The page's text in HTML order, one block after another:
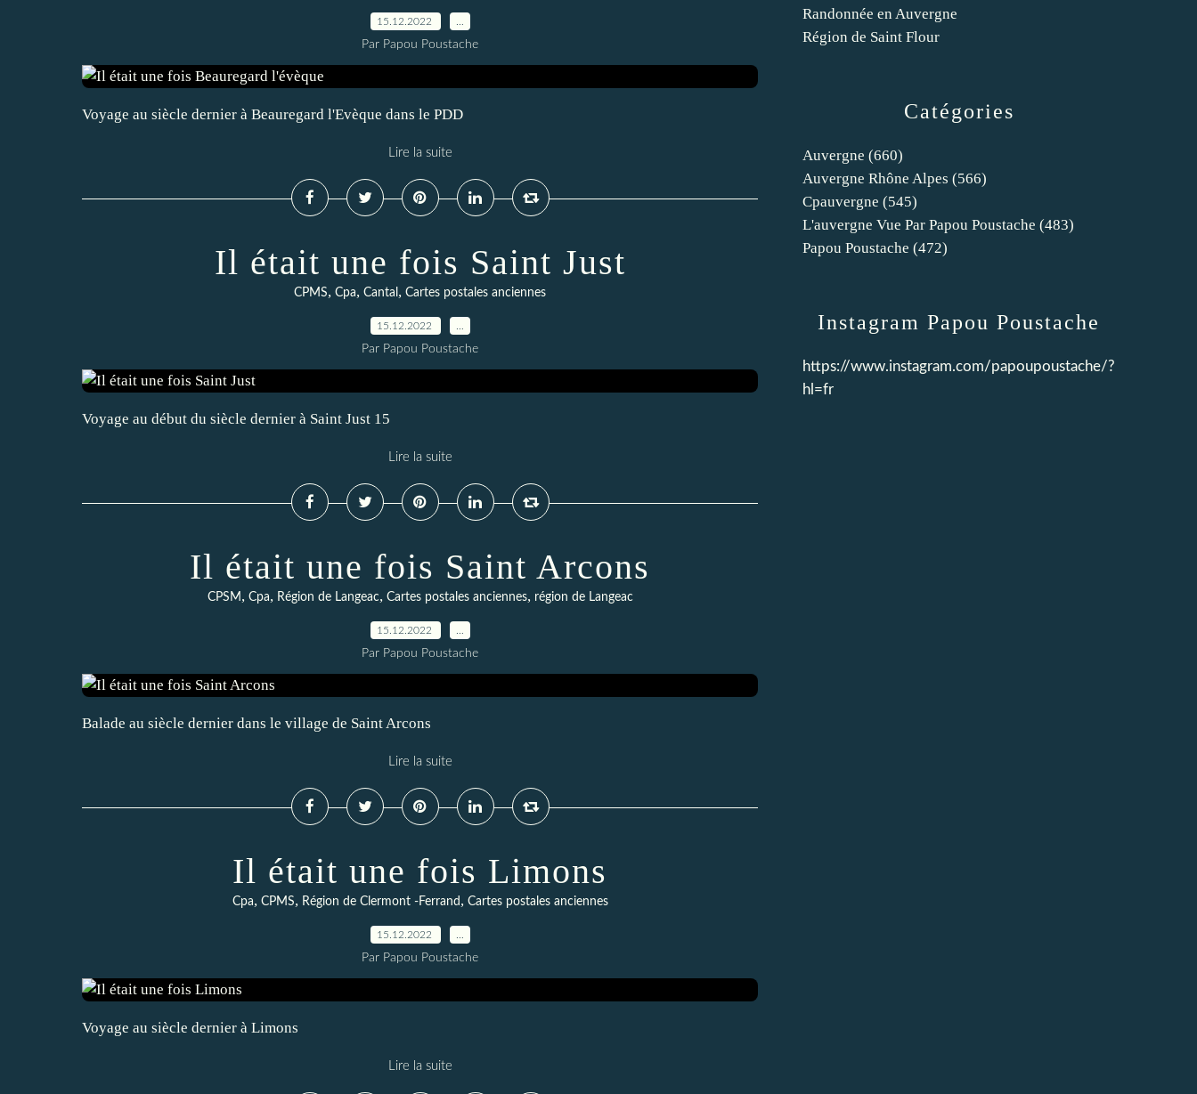
15.12.2022
Par Papou Poustache
Voyage au siècle dernier à Beauregard l'Evèque dans le PDD
Lire la suite
Il était une fois Saint Just
CPMS, Cpa, Cantal , Cartes postales anciennes
15.12.2022
Par Papou Poustache
Voyage au début du siècle dernier à Saint Just 15
Lire la suite
Il était une fois Saint Arcons
CPSM , Cpa, Région de Langeac, Cartes postales anciennes, région de Langeac
15.12.2022
Par Papou Poustache
Balade au siècle dernier dans le village de Saint Arcons
Lire la suite
Il était une fois Limons
Cpa, CPMS, Région de Clermont -Ferrand , Cartes postales anciennes
15.12.2022
Par Papou Poustache
Voyage au siècle dernier à Limons
Lire la suite
Catégories
Auvergne (660)
Auvergne Rhône Alpes (566)
Cpauvergne (545)
L'auvergne Vue Par Papou Poustache (483)
Papou Poustache (472)
Randonnée en Auvergne
Région de Saint Flour
Instagram Papou Poustache
https://www.instagram.com/papoupoustache/?
hl=fr